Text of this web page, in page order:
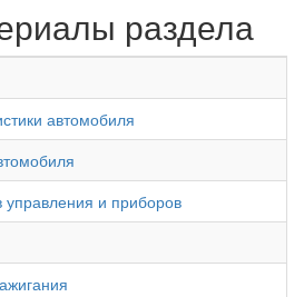
раздела
автомобиля
и приборов